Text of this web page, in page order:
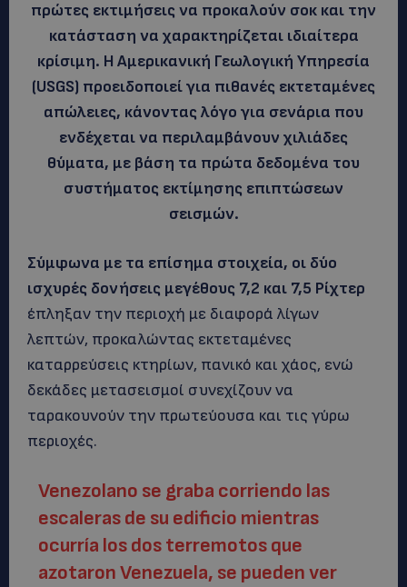
πρώτες εκτιμήσεις να προκαλούν σοκ και την
κατάσταση να χαρακτηρίζεται ιδιαίτερα
κρίσιμη. Η Αμερικανική Γεωλογική Υπηρεσία
(USGS) προειδοποιεί για πιθανές εκτεταμένες
απώλειες, κάνοντας λόγο για σενάρια που
ενδέχεται να περιλαμβάνουν χιλιάδες
θύματα, με βάση τα πρώτα δεδομένα του
συστήματος εκτίμησης επιπτώσεων
σεισμών.
Σύμφωνα με τα επίσημα στοιχεία, οι δύο
ισχυρές δονήσεις μεγέθους 7,2 και 7,5 Ρίχτερ
έπληξαν την περιοχή με διαφορά λίγων
λεπτών, προκαλώντας εκτεταμένες
καταρρεύσεις κτηρίων, πανικό και χάος, ενώ
δεκάδες μετασεισμοί συνεχίζουν να
ταρακουνούν την πρωτεύουσα και τις γύρω
περιοχές.
Venezolano se graba corriendo las
escaleras de su edificio mientras
ocurría los dos terremotos que
azotaron Venezuela, se pueden ver